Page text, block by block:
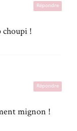
Répondre
choupi !
Répondre
mignon !